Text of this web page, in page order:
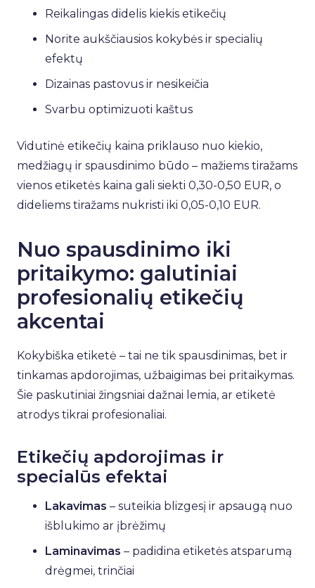
Reikalingas didelis kiekis etikečių
Norite aukščiausios kokybės ir specialių
efektų
Dizainas pastovus ir nesikeičia
Svarbu optimizuoti kaštus
Vidutinė etikečių kaina priklauso nuo kiekio,
medžiagų ir spausdinimo būdo – mažiems tiražams
vienos etiketės kaina gali siekti 0,30-0,50 EUR, o
dideliems tiražams nukristi iki 0,05-0,10 EUR.
Nuo spausdinimo iki
pritaikymo: galutiniai
profesionalių etikečių
akcentai
Kokybiška etiketė – tai ne tik spausdinimas, bet ir
tinkamas apdorojimas, užbaigimas bei pritaikymas.
Šie paskutiniai žingsniai dažnai lemia, ar etiketė
atrodys tikrai profesionaliai.
Etikečių apdorojimas ir
specialūs efektai
Lakavimas – suteikia blizgesį ir apsaugą nuo
išblukimo ar įbrėžimų
Laminavimas – padidina etiketės atsparumą
drėgmei, trinčiai